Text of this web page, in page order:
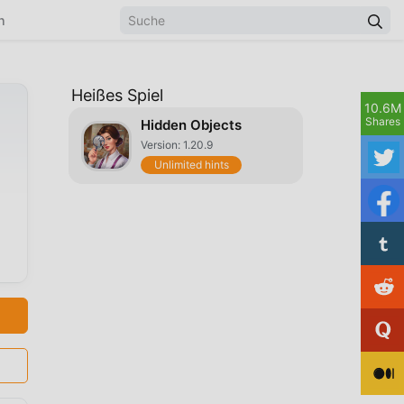
Heißes Spiel
Hidden Objects
Version: 1.20.9
Unlimited hints
10.6M
Shares